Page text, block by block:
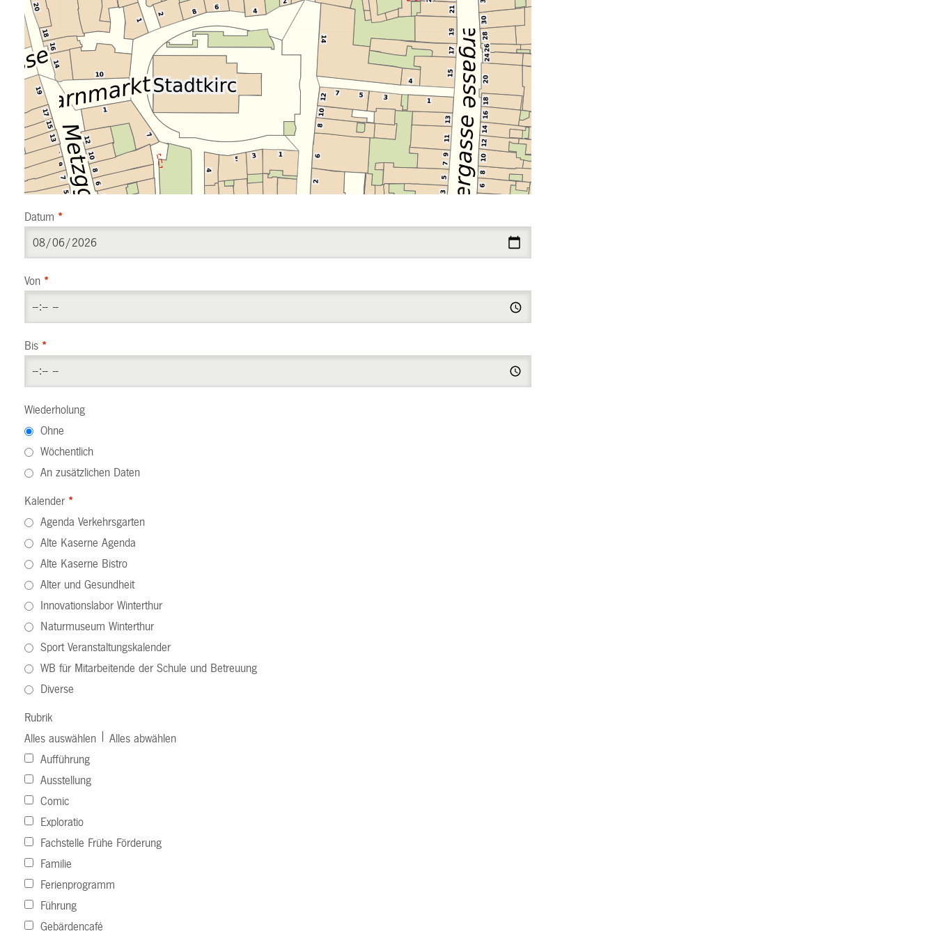
Datum *
Von *
Bis *
Wiederholung
Ohne
Wöchentlich
An zusätzlichen Daten
Kalender *
Agenda Verkehrsgarten
Alte Kaserne Agenda
Alte Kaserne Bistro
Alter und Gesundheit
Innovationslabor Winterthur
Naturmuseum Winterthur
Sport Veranstaltungskalender
WB für Mitarbeitende der Schule und Betreuung
Diverse
Rubrik
Alles auswählen
Alles abwählen
Aufführung
Ausstellung
Comic
Exploratio
Fachstelle Frühe Förderung
Familie
Ferienprogramm
Führung
Gebärdencafé